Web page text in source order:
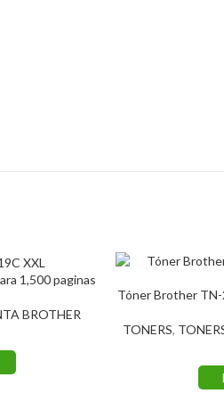
1,500 paginas
BROTHER
Tóner Brother
TONERS,